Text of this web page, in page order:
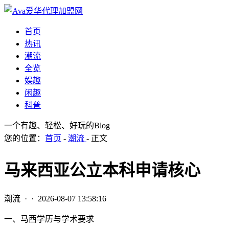
首页
热讯
潮流
全览
娱趣
闲趣
科普
一个有趣、轻松、好玩的Blog
您的位置： 首页 - 潮流 - 正文
马来西亚公立本科申请核心
潮流 · · 2026-08-07 13:58:16
一、马西学历与学术要求